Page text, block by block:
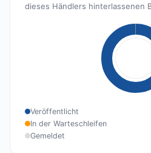
dieses Händlers hinterlassenen
Veröffentlicht
In der Warteschleifen
Gemeldet